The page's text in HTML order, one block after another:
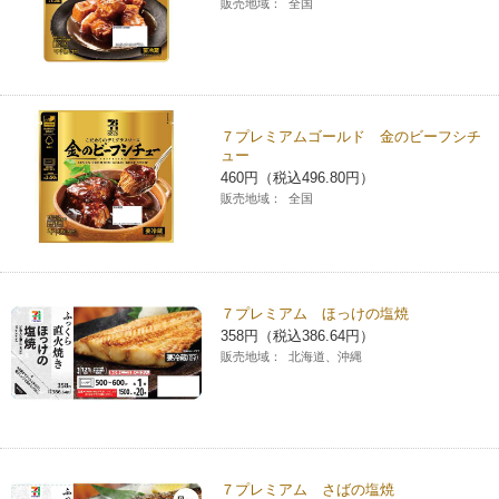
販売地域： 全国
７プレミアムゴールド 金のビーフシチ
ュー
460円（税込496.80円）
販売地域： 全国
７プレミアム ほっけの塩焼
358円（税込386.64円）
販売地域： 北海道、沖縄
７プレミアム さばの塩焼